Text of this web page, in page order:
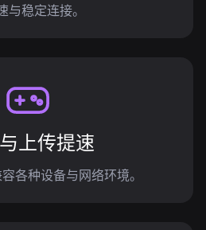
与稳定连接。
上传提速
各种设备与网络环境。